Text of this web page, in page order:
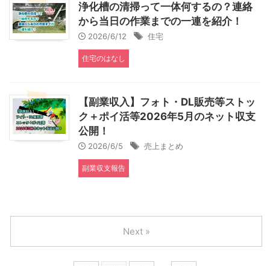
浄化槽の清掃って一体何するの？連絡
から当日の作業までの一連を紹介！
2026/6/12 住宅
住宅のはなし
【副業収入】フォト・DL販売等ストッ
ク＋ポイ活等2026年5月のネット収支
公開！
2026/6/5 売上まとめ
副業収支報告
Next »